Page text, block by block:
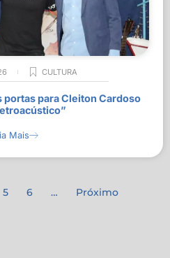
CULTURA
portas para Cleiton Cardoso
Mais
5 6 … Próximo